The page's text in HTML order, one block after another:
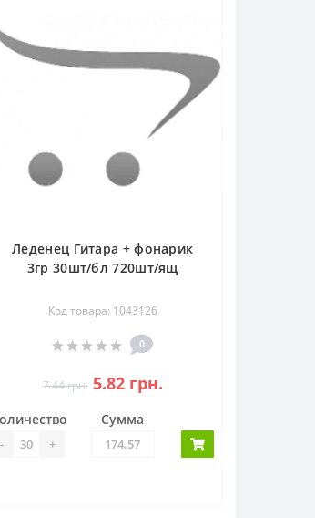
Леденец Гитара + фонарик
3гр 30шт/бл 720шт/ящ
Код товара: 1043126
0
7.44 грн. 5.82 грн.
- +
Сумма